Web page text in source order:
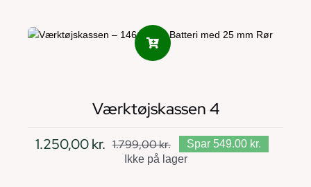
Værktøjskassen 4
1.799,00kr.Den
oprindelige
1.250,00kr.
Den
aktuelle
Spar 549.00 kr.
Ikke på lager